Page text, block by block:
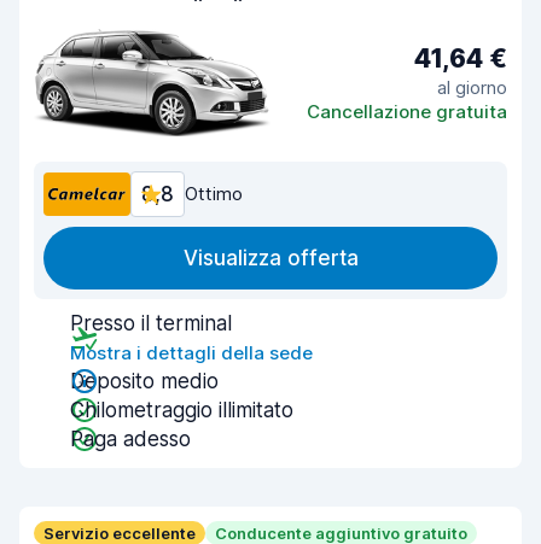
41,64 €
al giorno
Cancellazione gratuita
8,8 Ottimo
Visualizza offerta
Presso il terminal
Mostra i dettagli della sede
Deposito medio
Chilometraggio illimitato
Paga adesso
Servizio eccellente Conducente aggiuntivo gratuito